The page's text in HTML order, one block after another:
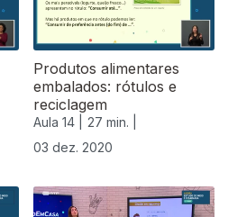
Produtos alimentares
embalados: rótulos e
reciclagem
Aula 14 |
27 min. |
03 dez. 2020